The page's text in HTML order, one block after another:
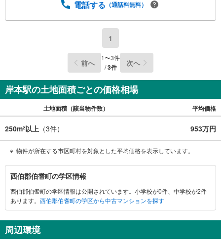
電話する （通話料無料）
1
前へ 1〜3件
/3件 次へ
岸本駅の土地面積ごとの価格相場
土地面積（該当物件数） 平均価格
250m2以上 （3件） 953万円
物件が所在する市区町村を対象とした平均価格を表示しています。
西
伯
郡
伯
町
に
西伯郡伯耆町の学区情報
西伯郡伯耆町の学区情報は公開されています。小学校が0件、中学校が2件
あります。 西伯郡伯耆町の学区から中古マンションを探す
周辺環境